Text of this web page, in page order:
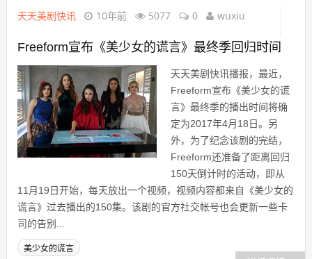
天天美剧快讯 10年前 5077 0 wuxiu
Freeform宣布《美少女的谎言》最终季回归时间
天天美剧快讯播报，最近，
Freeform宣布《美少女的谎
言》最终季的播出时间将确
定为2017年4月18日。另
外，为了纪念该剧的完结，
Freeform还准备了距离回归
150天倒计时的活动，即从
11月19日开始，每天放出一个视频，视频内容都来自《美少女的
谎言》过去播出的150集。该剧的官方社交帐号也会更新一些卡
司的告别...
美少女的谎言